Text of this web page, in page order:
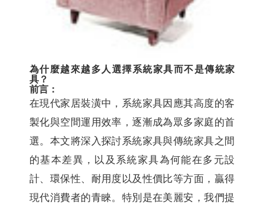
為什麼越來越多人選擇系統家具而不是傳統家
具？
前言：
在現代家居裝潢中，系統家具因應其高度的客
製化與空間運用效率，逐漸成為眾多家庭的首
選。本文將深入探討系統家具與傳統家具之間
的基本差異，以及系統家具為何能在多元設
計、環保性、耐用度以及性價比等方面，贏得
現代消費者的青睞。特別是在美麗安，我們提